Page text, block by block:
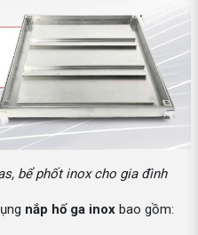
bể phốt inox cho gia đình
nắp hố ga inox bao gồm: